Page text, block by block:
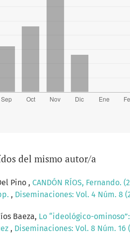
del mismo autor/a
Pino , CANDÓN RÍOS,
, Diseminaciones: Vol. 4 Núm. 8
Baeza, Lo “ideológico-
, Diseminaciones: Vol. 8 Núm. 16